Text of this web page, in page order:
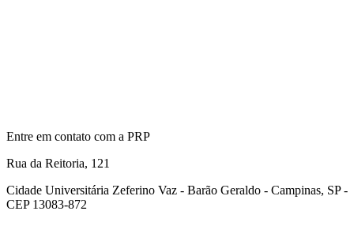
Entre em contato com a PRP
Rua da Reitoria, 121
Cidade Universitária Zeferino Vaz - Barão Geraldo - Campinas, SP -
CEP 13083-872